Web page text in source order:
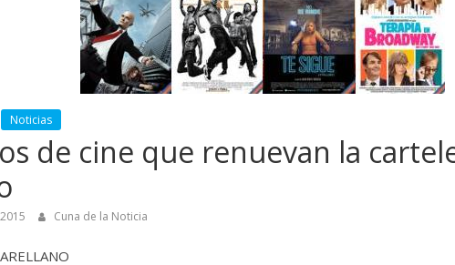
Noticias
de cine que renuevan la
Cuna de la Noticia